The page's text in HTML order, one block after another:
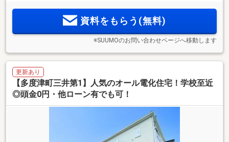
資料をもらう(無料)
※SUUMOのお問い合わせページへ移動します
更新あり
【多度津町三井第1】人気のオール電化住宅！学校至近
◎頭金0円・他ローン有でも可！